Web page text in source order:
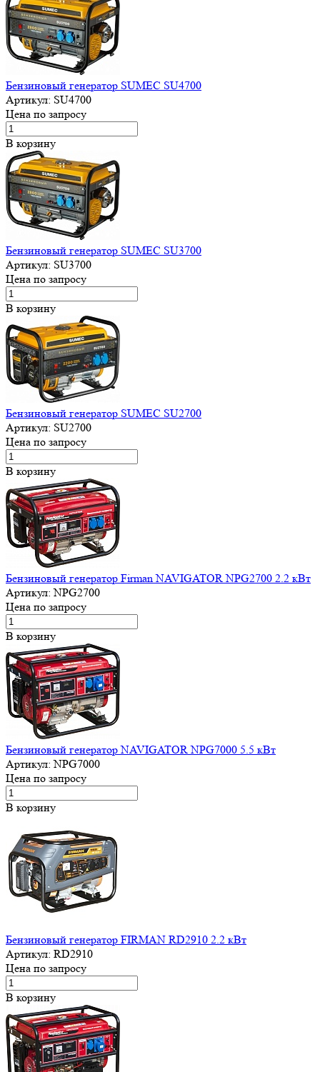
Бензиновый генератор SUMEC SU4700
Артикул: SU4700
Цена по запросу
В корзину
Бензиновый генератор SUMEC SU3700
Артикул: SU3700
Цена по запросу
В корзину
Бензиновый генератор SUMEC SU2700
Артикул: SU2700
Цена по запросу
В корзину
Бензиновый генератор Firman NAVIGATOR NPG2700 2.2 кВт
Артикул:NPG2700
Цена по запросу
В корзину
Бензиновый генератор NAVIGATOR NPG7000 5.5 кВт
Артикул:NPG7000
Цена по запросу
В корзину
Бензиновый генератор FIRMAN RD2910 2.2 кВт
Артикул: RD2910
Цена по запросу
В корзину